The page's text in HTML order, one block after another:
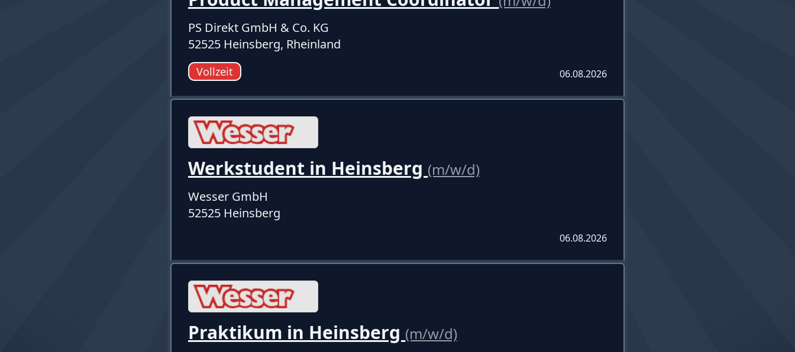
PS Direkt GmbH & Co. KG
52525 Heinsberg, Rheinland
Vollzeit 06.08.2026
Werkstudent in Heinsberg (m/w/d)
Wesser GmbH
52525 Heinsberg
06.08.2026
Praktikum in Heinsberg (m/w/d)